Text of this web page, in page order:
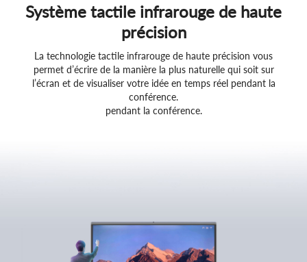
Système tactile infrarouge de haute
précision
La technologie tactile infrarouge de haute précision vous
permet d’écrire de la manière la plus naturelle qui soit sur
l’écran et de visualiser votre idée en temps réel pendant la
conférence.
pendant la conférence.